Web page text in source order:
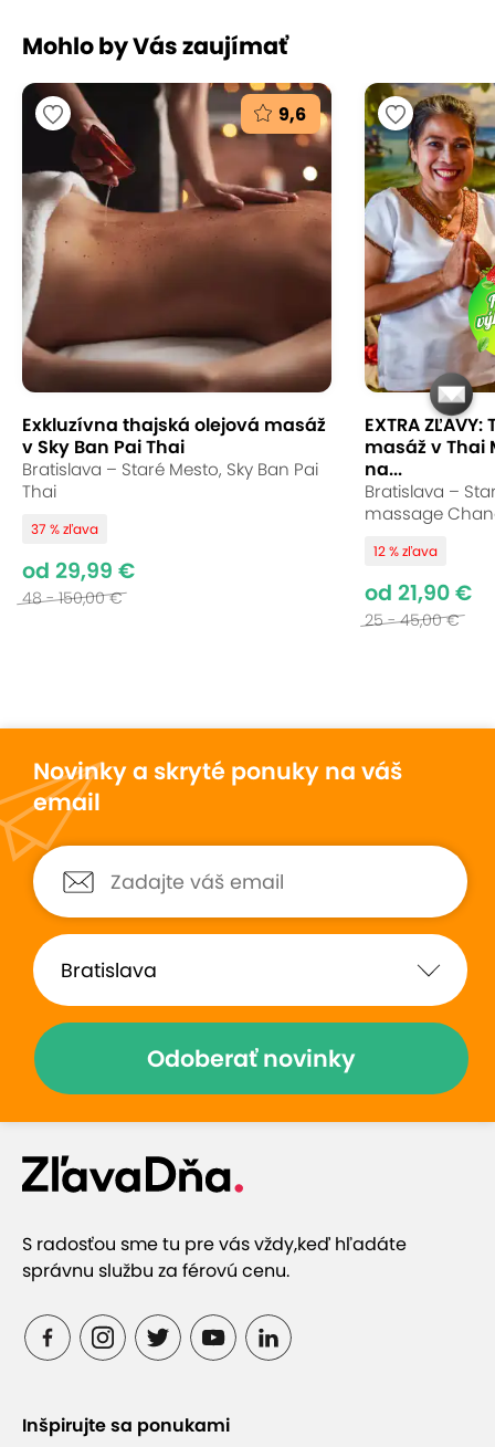
Mohlo by Vás zaujímať
9,6
Exkluzívna thajská olejová masáž
v Sky Ban Pai Thai
Bratislava – Staré Mesto, Sky Ban Pai
Thai
37 % zľava
od 29,99 €
48 - 150,00 €
EXTRA
masáž v Thai
na...
Bratislava –
massage
12 % zľava
od 21,90 €
25 - 45,00 €
Novinky a skryté ponuky na váš
email
Odoberať novinky
S radosťou sme tu pre vás vždy,keď hľadáte
správnu službu za férovú cenu.
Inšpirujte sa ponukami